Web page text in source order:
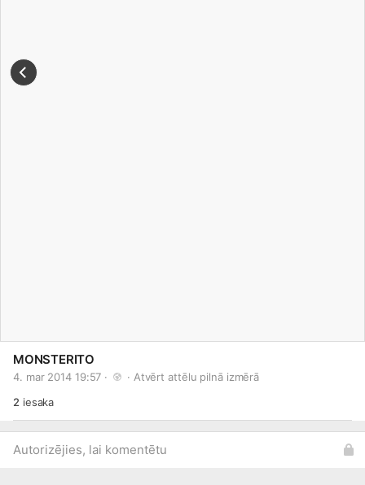
MONSTERITO
4. mar 2014 19:57 · · Atvērt attēlu pilnā izmērā
2 iesaka
Autorizējies, lai komentētu